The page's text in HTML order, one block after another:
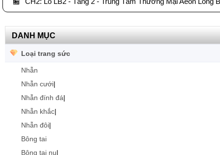
DANH MỤC
Loại trang sức
Nhẫn
Nhẫn cưới|
Nhẫn đính đá|
Nhẫn khắc|
Nhẫn đôi|
Bông tai
Bông tai nụ|